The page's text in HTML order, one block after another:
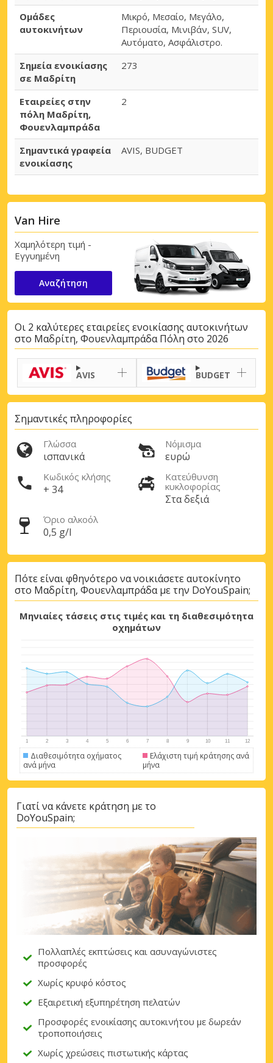
Ομάδες
αυτοκινήτων
Μικρό, Μεσαίο, Μεγάλο,
Περιουσία, Μινιβάν, SUV,
Αυτόματο, Ασφάλιστρο.
Σημεία ενοικίασης
σε Μαδρίτη
273
Εταιρείες στην
πόλη Μαδρίτη,
Φουενλαμπράδα
2
Σημαντικά γραφεία
ενοικίασης
AVIS, BUDGET
Van Hire
Χαμηλότερη τιμή -
Εγγυημένη
Αναζήτηση
Οι 2 καλύτερες εταιρείες ενοικίασης αυτοκινήτων
στο Μαδρίτη, Φουενλαμπράδα Πόλη στο 2026
AVIS BUDGET
Σημαντικές πληροφορίες
Γλώσσα
ισπανικά
Νόμισμα
ευρώ
Κωδικός κλήσης
+ 34
Κατεύθυνση
κυκλοφορίας
Στα δεξιά
Όριο αλκοόλ
0,5 g/l
Πότε είναι φθηνότερο να νοικιάσετε αυτοκίνητο
στο Μαδρίτη, Φουενλαμπράδα με την DoYouSpain;
Μηνιαίες τάσεις στις τιμές και τη διαθεσιμότητα
οχημάτων
Διαθεσιμότητα οχήματος
ανά μήνα
Ελάχιστη τιμή κράτησης ανά
μήνα
Γιατί να κάνετε κράτηση με το
DoYouSpain;
Πολλαπλές εκπτώσεις και ασυναγώνιστες
προσφορές
Χωρίς κρυφό κόστος
Εξαιρετική εξυπηρέτηση πελατών
Προσφορές ενοικίασης αυτοκινήτου με δωρεάν
τροποποιήσεις
Χωρίς χρεώσεις πιστωτικής κάρτας
Μεγάλες εξοικονομήσεις
Αποκτήστε πρόσβαση σε αποκλειστικές
προσφορές συνεργατών
Σύνδεση με eLink